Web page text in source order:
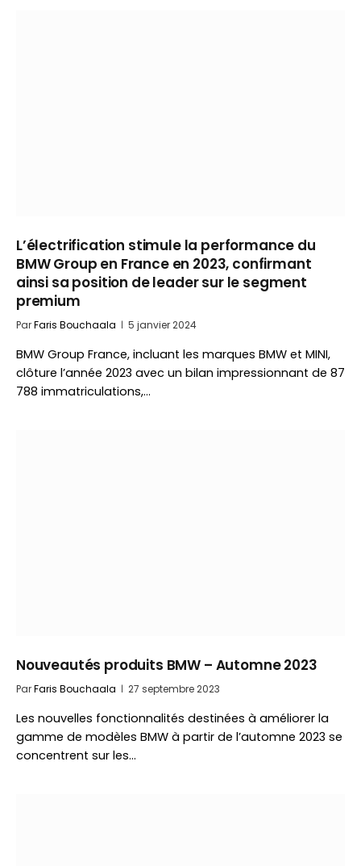
L’électrification stimule la performance du
BMW Group en France en 2023, confirmant
ainsi sa position de leader sur le segment
premium
ParFaris Bouchaala 5 janvier 2024
BMW Group France, incluant les marques BMW et MINI,
clôture l’année 2023 avec un bilan impressionnant de 87
788 immatriculations,…
Nouveautés produits BMW – Automne 2023
ParFaris Bouchaala 27 septembre 2023
Les nouvelles fonctionnalités destinées à améliorer la
gamme de modèles BMW à partir de l’automne 2023 se
concentrent sur les…